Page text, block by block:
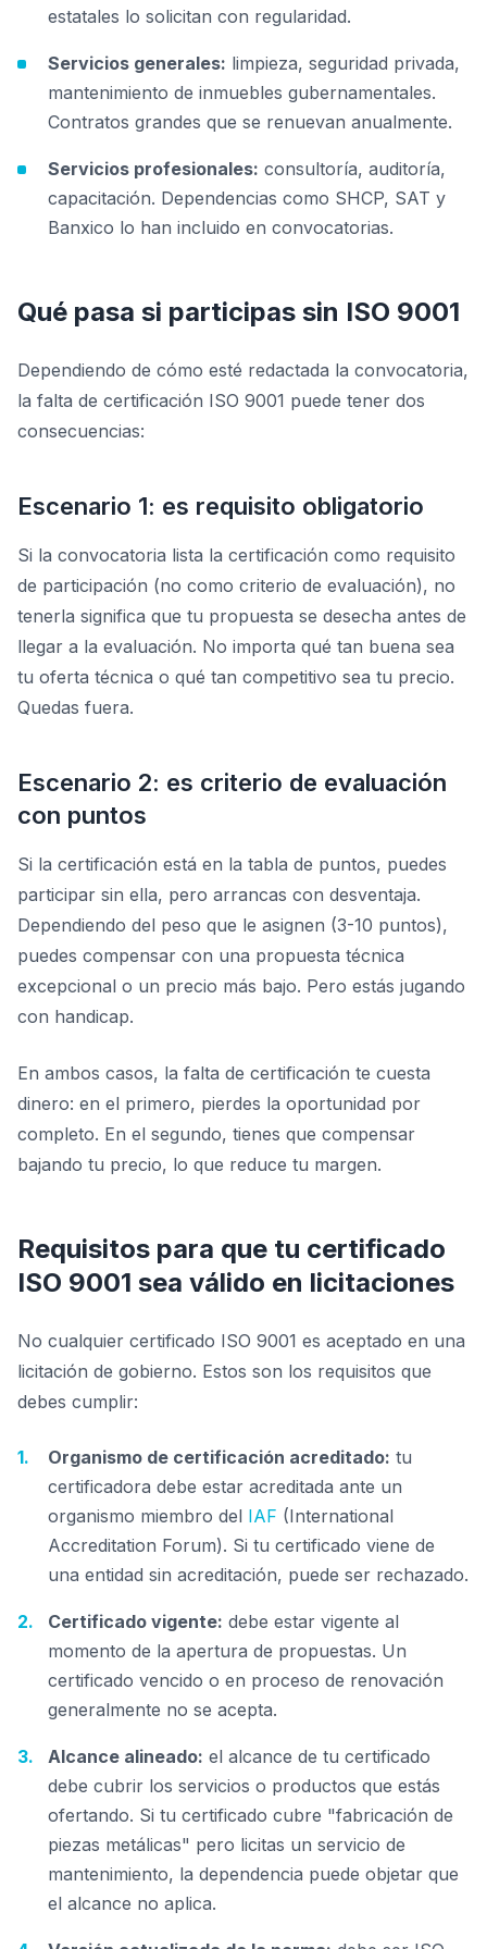
estatales lo solicitan con regularidad.
Servicios generales: limpieza, seguridad privada,
mantenimiento de inmuebles gubernamentales.
Contratos grandes que se renuevan anualmente.
Servicios profesionales: consultoría, auditoría,
capacitación. Dependencias como SHCP, SAT y
Banxico lo han incluido en convocatorias.
Qué pasa si participas sin ISO 9001
Dependiendo de cómo esté redactada la convocatoria,
la falta de certificación ISO 9001 puede tener dos
consecuencias:
Escenario 1: es requisito obligatorio
Si la convocatoria lista la certificación como requisito
de participación (no como criterio de evaluación), no
tenerla significa que tu propuesta se desecha antes de
llegar a la evaluación. No importa qué tan buena sea
tu oferta técnica o qué tan competitivo sea tu precio.
Quedas fuera.
Escenario 2: es criterio de evaluación
con puntos
Si la certificación está en la tabla de puntos, puedes
participar sin ella, pero arrancas con desventaja.
Dependiendo del peso que le asignen (3-10 puntos),
puedes compensar con una propuesta técnica
excepcional o un precio más bajo. Pero estás jugando
con handicap.
En ambos casos, la falta de certificación te cuesta
dinero: en el primero, pierdes la oportunidad por
completo. En el segundo, tienes que compensar
bajando tu precio, lo que reduce tu margen.
Requisitos para que tu certificado
ISO 9001 sea válido en licitaciones
No cualquier certificado ISO 9001 es aceptado en una
licitación de gobierno. Estos son los requisitos que
debes cumplir:
Organismo de certificación acreditado: tu
certificadora debe estar acreditada ante un
organismo miembro del IAF (International
Accreditation Forum). Si tu certificado viene de
una entidad sin acreditación, puede ser rechazado.
Certificado vigente: debe estar vigente al
momento de la apertura de propuestas. Un
certificado vencido o en proceso de renovación
generalmente no se acepta.
Alcance alineado: el alcance de tu certificado
debe cubrir los servicios o productos que estás
ofertando. Si tu certificado cubre "fabricación de
piezas metálicas" pero licitas un servicio de
mantenimiento, la dependencia puede objetar que
el alcance no aplica.